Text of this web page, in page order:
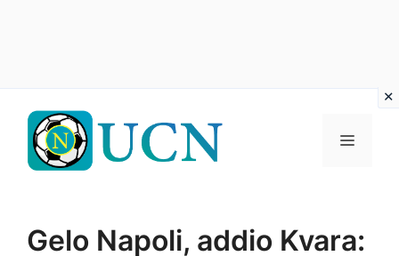
contenuto
Menu
Gelo Napoli, addio Kvara: